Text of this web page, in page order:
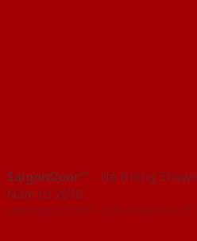
SaigonDoor™ - Hệ thống
Nam từ 2010
Copyright ⓒ 2010 – 2026 SaigonDoor™